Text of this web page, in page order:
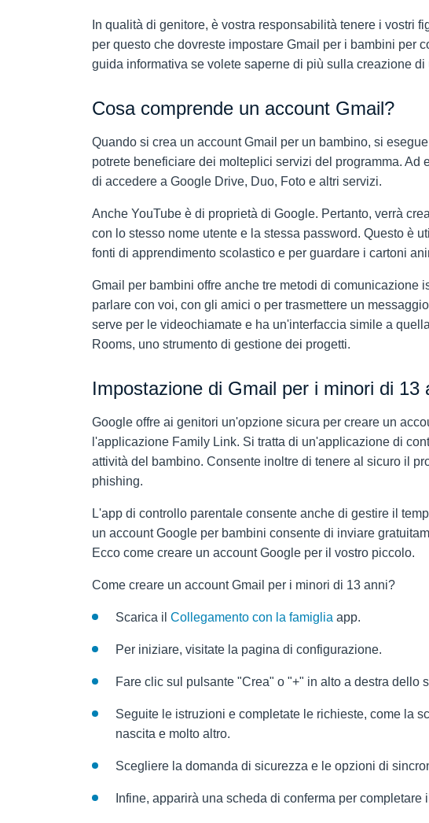
In qualità di genitore, è vostra responsabilità tenere i vostri
per questo che dovreste impostare Gmail per i bambini per
guida informativa se volete saperne di più sulla creazione
Cosa comprende un account Gmail?
Quando si crea un account Gmail per un bambino, si
potrete beneficiare dei molteplici servizi del programma. Ad
di accedere a Google Drive, Duo, Foto e altri servizi.
Anche YouTube è di proprietà di Google. Pertanto, verrà
con lo stesso nome utente e la stessa password. Questo è
fonti di apprendimento scolastico e per guardare i cartoni
Gmail per bambini offre anche tre metodi di comunicazione
parlare con voi, con gli amici o per trasmettere un
serve per le videochiamate e ha un'interfaccia simile a
Rooms, uno strumento di gestione dei progetti.
Impostazione di Gmail per i minori di 13
Google offre ai genitori un'opzione sicura per creare un
l'applicazione Family Link. Si tratta di un'applicazione di
attività del bambino. Consente inoltre di tenere al sicuro il
phishing.
L'app di controllo parentale consente anche di gestire il
un account Google per bambini consente di inviare
Ecco come creare un account Google per il vostro piccolo.
Come creare un account Gmail per i minori di 13 anni?
Scarica il Collegamento con la famiglia app.
Per iniziare, visitate la pagina di configurazione.
Fare clic sul pulsante "Crea" o "+" in alto a destra dello
Seguite le istruzioni e completate le richieste, come la
nascita e molto altro.
Scegliere la domanda di sicurezza e le opzioni di
Infine, apparirà una scheda di conferma per